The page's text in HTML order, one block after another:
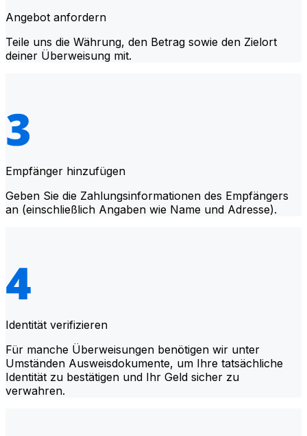
Angebot anfordern
Teile uns die Währung, den Betrag sowie den Zielort
deiner Überweisung mit.
Empfänger hinzufügen
Geben Sie die Zahlungsinformationen des Empfängers
an (einschließlich Angaben wie Name und Adresse).
Identität verifizieren
Für manche Überweisungen benötigen wir unter
Umständen Ausweisdokumente, um Ihre tatsächliche
Identität zu bestätigen und Ihr Geld sicher zu
verwahren.